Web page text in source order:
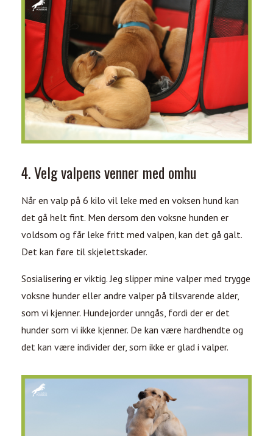
4. Velg valpens venner med omhu
Når en valp på 6 kilo vil leke med en voksen hund kan
det gå helt fint. Men dersom den voksne hunden er
voldsom og får leke fritt med valpen, kan det gå galt.
Det kan føre til skjelettskader.
Sosialisering er viktig. Jeg slipper mine valper med trygge
voksne hunder eller andre valper på tilsvarende alder,
som vi kjenner. Hundejorder unngås, fordi der er det
hunder som vi ikke kjenner. De kan være hardhendte og
det kan være individer der, som ikke er glad i valper.